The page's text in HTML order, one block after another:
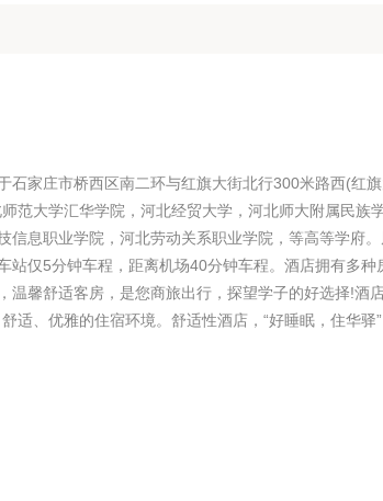
石家庄市桥西区南二环与红旗大街北行300米路西(红
范大学汇华学院，河北经贸大学，河北师大附属民族
信息职业学院，河北劳动关系职业学院，等高等学府
站仅5分钟车程，距离机场40分钟车程。酒店拥有多种
温馨舒适客房，是您商旅出行，探望学子的好选择!酒
适、优雅的住宿环境。舒适性酒店，“好睡眠，住华驿”